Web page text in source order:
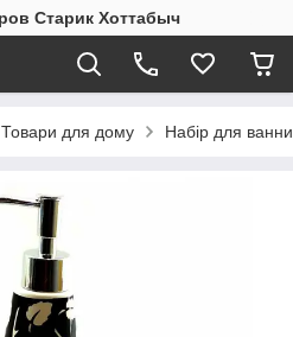
Старик Хоттабыч
Товари для дому Набір для